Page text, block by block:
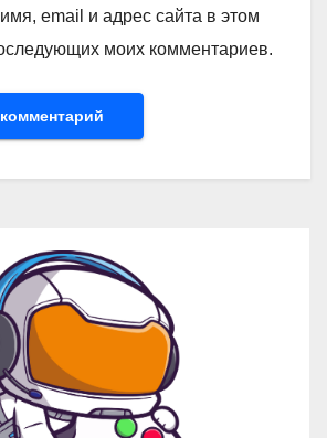
email и адрес сайта в этом
моих комментариев.